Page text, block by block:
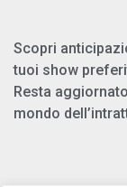
Scopri
tuoi show
Resta
mondo